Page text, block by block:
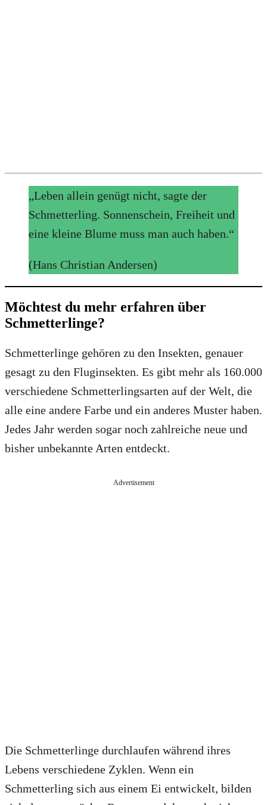
„Leben allein genügt nicht, sagte der
Schmetterling. Sonnenschein, Freiheit und
eine kleine Blume muss man auch haben.“
(Hans Christian Andersen)
Möchtest du mehr erfahren über
Schmetterlinge?
Schmetterlinge gehören zu den Insekten, genauer
gesagt zu den Fluginsekten. Es gibt mehr als 160.000
verschiedene Schmetterlingsarten auf der Welt, die
alle eine andere Farbe und ein anderes Muster haben.
Jedes Jahr werden sogar noch zahlreiche neue und
bisher unbekannte Arten entdeckt.
Advertisement
Die Schmetterlinge durchlaufen während ihres
Lebens verschiedene Zyklen. Wenn ein
Schmetterling sich aus einem Ei entwickelt, bilden